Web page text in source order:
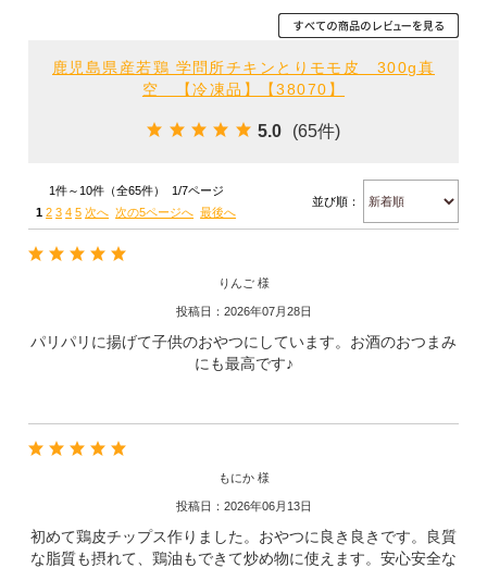
鹿児島県産若鶏 学問所チキンとりモモ皮 300g真
空 【冷凍品】【38070】
5.0 (65件)
1件～10件（全65件） 1/7ページ
1 2 3 4 5 次へ 次の5ページへ 最後へ
並び順：
りんご 様
投稿日：2026年07月28日
パリパリに揚げて子供のおやつにしています。お酒のおつまみ
にも最高です♪
もにか 様
投稿日：2026年06月13日
初めて鶏皮チップス作りました。おやつに良き良きです。良質
な脂質も摂れて、鶏油もできて炒め物に使えます。安心安全な